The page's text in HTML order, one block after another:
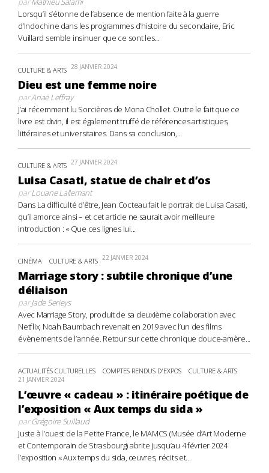
Lorsqu’il s’étonne de l’absence de mention faite à la guerre
d’Indochine dans les programmes d’histoire du secondaire, Eric
Vuillard semble insinuer que ce sont les...
CULTURE & ARTS 28 JANVIER 2024
Dieu est une femme noire
parAnaë Leffray
J’ai récemment lu Sorcières de Mona Chollet. Outre le fait que ce
livre est divin, il est également truffé de références artistiques,
littéraires et universitaires. Dans sa conclusion,...
CULTURE & ARTS 27 JANVIER 2024
Luisa Casati, statue de chair et d’os
parLouane Lallemant
Dans La difficulté d’être, Jean Cocteau fait le portrait de Luisa Casati,
qu’il amorce ainsi – et cet article ne saurait avoir meilleure
introduction : « Que ces lignes lui...
CINÉMA CULTURE & ARTS 22 JANVIER 2024
Marriage story : subtile chronique d’une
déliaison
parJade Serieys
Avec Marriage Story, produit de sa deuxième collaboration avec
Netflix, Noah Baumbach revenait en 2019 avec l’un des films
évènements de l’année. Retour sur cette chronique douce-amère...
ACTUALITÉS CULTURELLES COMPTES RENDUS D'EXPOS CULTURE & ARTS
21 JANVIER 2024
L’œuvre « cadeau » : itinéraire poétique de
l’exposition « Aux temps du sida »
parGrégoire Suillaud
Juste à l’ouest de la Petite France, le MAMCS (Musée d’Art Moderne
et Contemporain de Strasbourg) abrite jusqu’au 4 février 2024
l’exposition « Aux temps du sida, œuvres, récits et...